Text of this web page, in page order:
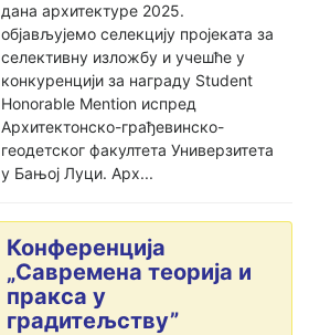
дана архитектуре 2025.
објављујемо селекцију пројеката за
селективну изложбу и учешће у
конкуренцији за награду Student
Honorable Mention испред
Архитектонско-грађевинско-
геодетског факултета Универзитета
у Бањој Луци. Арх...
Конференција
„Савремена теорија и
пракса у
градитељству”